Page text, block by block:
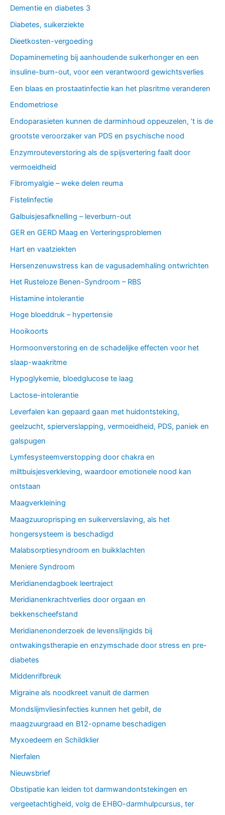
Dementie en diabetes 3
Diabetes, suikerziekte
Dieetkosten-vergoeding
Dopaminemeting bij aanhoudende suikerhonger en een
insuline-burn-out, voor een verantwoord gewichtsverlies
Een blaas en prostaatinfectie kan het plasritme veranderen
Endometriose
Endoparasieten kunnen de darminhoud oppeuzelen, ’t is de
grootste veroorzaker van PDS en psychische nood
Enzymrouteverstoring als de spijsvertering faalt door
vermoeidheid
Fibromyalgie – weke delen reuma
Fistelinfectie
Galbuisjesafknelling – leverburn-out
GER en GERD Maag en Verteringsproblemen
Hart en vaatziekten
Hersenzenuwstress kan de vagusademhaling ontwrichten
Het Rusteloze Benen-Syndroom – RBS
Histamine intolerantie
Hoge bloeddruk – hypertensie
Hooikoorts
Hormoonverstoring en de schadelijke effecten voor het
slaap-waakritme
Hypoglykemie, bloedglucose te laag
Lactose-intolerantie
Leverfalen kan gepaard gaan met huidontsteking,
geelzucht, spierverslapping, vermoeidheid, PDS, paniek en
galspugen
Lymfesysteemverstopping door chakra en
miltbuisjesverkleving, waardoor emotionele nood kan
ontstaan
Maagverkleining
Maagzuuroprisping en suikerverslaving, als het
hongersysteem is beschadigd
Malabsorptiesyndroom en buikklachten
Meniere Syndroom
Meridianendagboek leertraject
Meridianenkrachtverlies door orgaan en
bekkenscheefstand
Meridianenonderzoek de levenslijngids bij
ontwakingstherapie en enzymschade door stress en pre-
diabetes
Middenrifbreuk
Migraine als noodkreet vanuit de darmen
Mondslijmvliesinfecties kunnen het gebit, de
maagzuurgraad en B12-opname beschadigen
Myxoedeem en Schildklier
Nierfalen
Nieuwsbrief
Obstipatie kan leiden tot darmwandontstekingen en
vergeetachtigheid, volg de EHBO-darmhulpcursus, ter